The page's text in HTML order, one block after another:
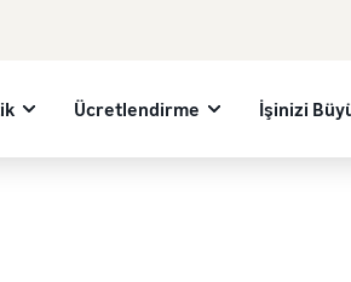
Ücretlendirme İşinizi